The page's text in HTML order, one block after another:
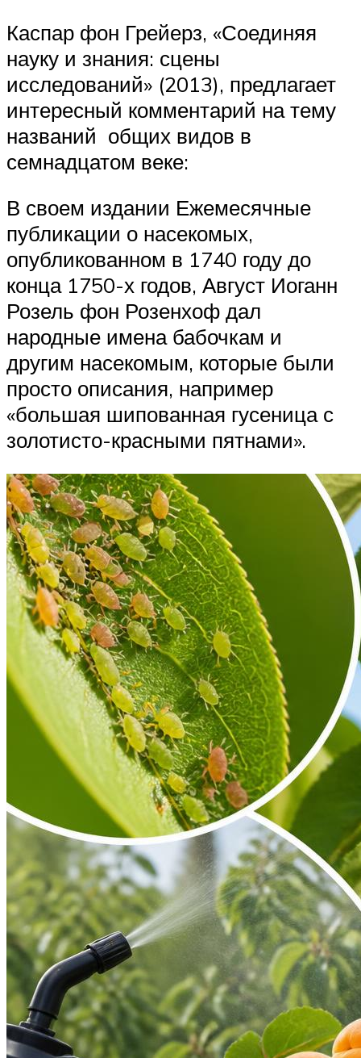
Каспар фон Грейерз, «Соединяя
науку и знания: сцены
исследований» (2013), предлагает
интересный комментарий на тему
названий общих видов в
семнадцатом веке:
В своем издании Ежемесячные
публикации о насекомых,
опубликованном в 1740 году до
конца 1750-х годов, Август Иоганн
Розель фон Розенхоф дал
народные имена бабочкам и
другим насекомым, которые были
просто описания, например
«большая шипованная гусеница с
золотисто-красными пятнами».